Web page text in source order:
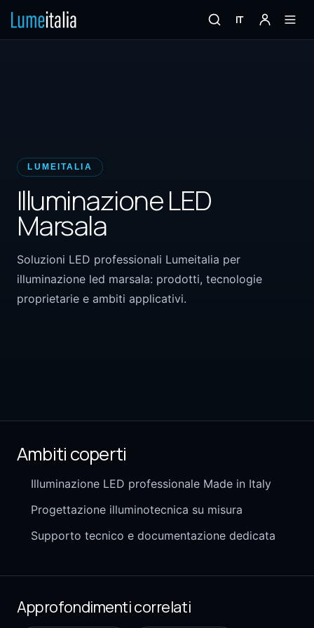
IT
LUMEITALIA
Illuminazione LED
Marsala
Soluzioni LED professionali Lumeitalia per
illuminazione led marsala: prodotti, tecnologie
proprietarie e ambiti applicativi.
Ambiti coperti
Illuminazione LED professionale Made in Italy
Progettazione illuminotecnica su misura
Supporto tecnico e documentazione dedicata
Approfondimenti correlati